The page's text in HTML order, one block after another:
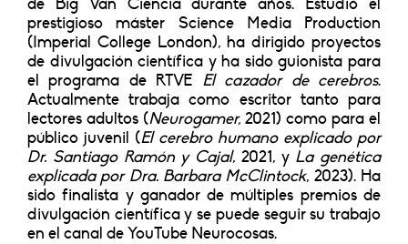
de Big Van Ciencia durante años. Estudió el
prestigioso máster Science Media Production
(Imperial College London), ha dirigido proyectos
de divulgación científica y ha sido guionista para
el programa de RTVE El cazador de cerebros.
Actualmente trabaja como escritor tanto para
lectores adultos (Neurogamer, 2021) como para el
público juvenil (El cerebro humano explicado por
Dr. Santiago Ramón y Cajal, 2021, y La genética
explicada por Dra. Barbara McClintock, 2023). Ha
sido finalista y ganador de múltiples premios de
divulgación científica y se puede seguir su trabajo
en el canal de YouTube Neurocosas.